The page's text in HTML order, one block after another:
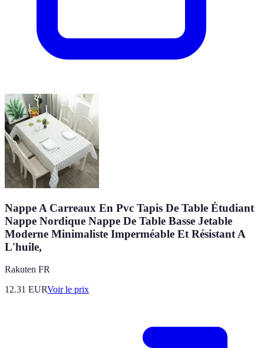
Nappe A Carreaux En Pvc Tapis De Table Étudiant
Nappe Nordique Nappe De Table Basse Jetable
Moderne Minimaliste Imperméable Et Résistant A
L'huile,
Rakuten FR
12.31 EURVoir le prix